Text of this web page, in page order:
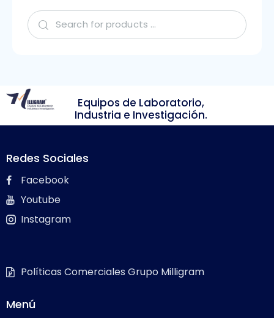
Equipos de Laboratorio,
Industria e Investigación.
Redes Sociales
Facebook
Youtube
Instagram
Políticas Comerciales Grupo Milligram
Menú